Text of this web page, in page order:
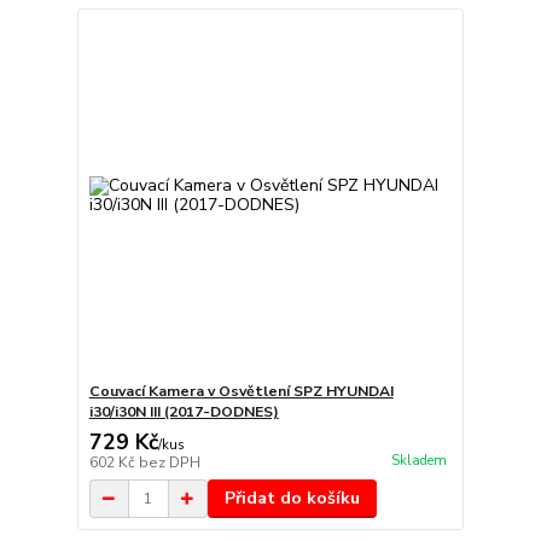
Couvací Kamera v Osvětlení SPZ HYUNDAI
i30/i30N III (2017-DODNES)
729 Kč/kus
602 Kč bez DPH Skladem
Přidat do košíku